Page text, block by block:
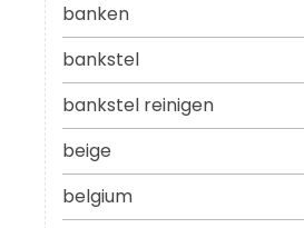
banken
bankstel
bankstel reinigen
beige
belgium